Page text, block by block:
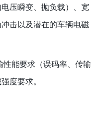
压瞬变、抛负载）、宽
击以及潜在的车辆电磁
性能要求（误码率、传输
度要求。